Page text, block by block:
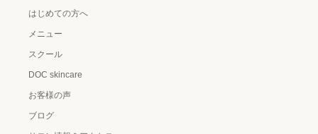
はじめての方へ
メニュー
スクール
DOC skincare
お客様の声
ブログ